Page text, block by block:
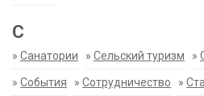
С
» Санатории » Сельский туризм »
» События » Сотрудничество »